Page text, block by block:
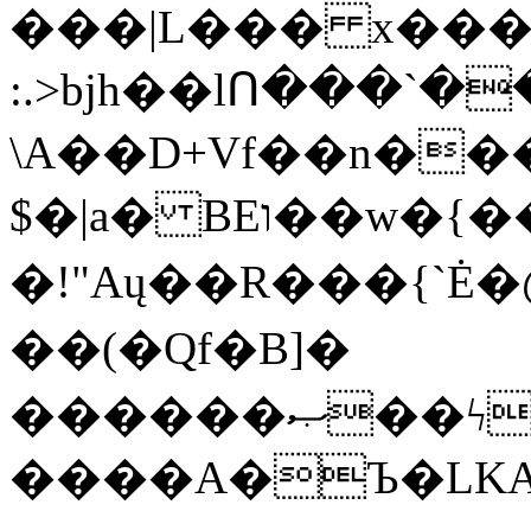
���|L���
$�|a� BEו��w�{���;���q�X��d%�������W� hU�(�1�Ū}9�S�F<��i�L3�;�
��(�Qf�B]�
������ޞ��ϟak��r��_39$�8�p���7�2�yIZ�R��x��/